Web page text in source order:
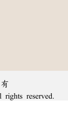
reserved.